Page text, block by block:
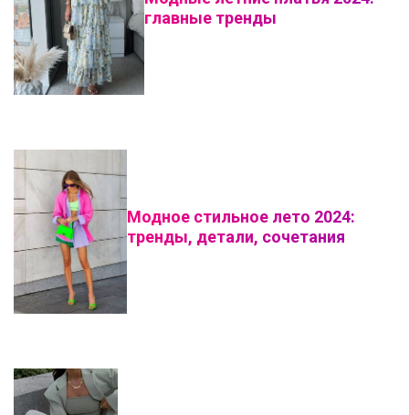
главные тренды
Модное стильное лето 2024:
тренды, детали, сочетания